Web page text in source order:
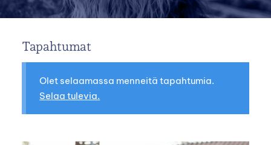
Tapahtumat
Olet selaamassa menneitä tapahtumia.
Selaa tulevia.